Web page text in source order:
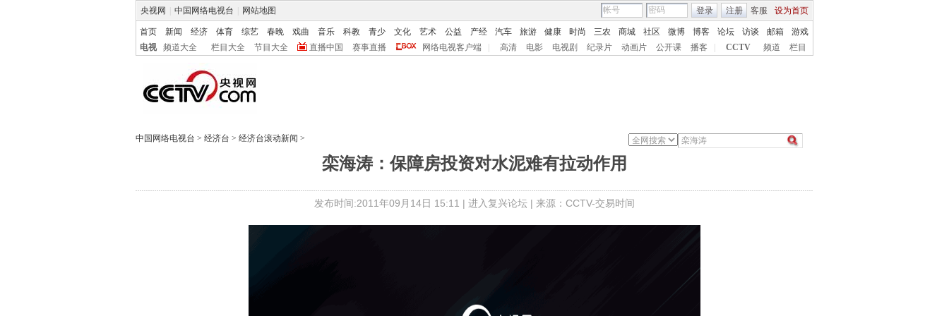
央视网 中国网络电视台 网站地图 客服 设为首页
登录 注册
首页 新闻 经济 体育 综艺 春晚 戏曲 音乐 科教 青少 文化 艺术 公益 产经 汽车 旅游 健康 时尚 三农 商城 社区 微博 博客 论坛 访谈 邮箱
游戏
电视
频道大全 栏目大全 节目大全 直播中国 赛事直播 网络电视客户端 高清 电影 电视剧 纪录片 动画片 公开课 播客 CCTV 频道 栏目
中国网络电视台 > 经济台 > 经济台滚动新闻 >
栾海涛：保障房投资对水泥难有拉动作用
发布时间:2011年09月14日 15:11 | 进入复兴论坛 | 来源：CCTV-交易时间